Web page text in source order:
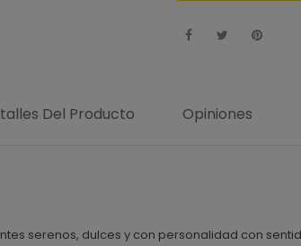
Del Producto Opiniones
serenos, dulces y con personalidad con